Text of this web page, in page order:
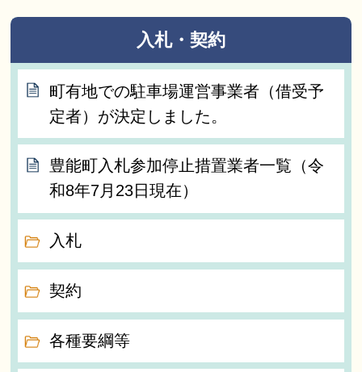
入札・契約
町有地での駐車場運営事業者（借受予
定者）が決定しました。
豊能町入札参加停止措置業者一覧（令
和8年7月23日現在）
入札
契約
各種要綱等